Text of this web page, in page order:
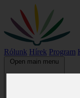
Rólunk Hírek Program
Open main menu